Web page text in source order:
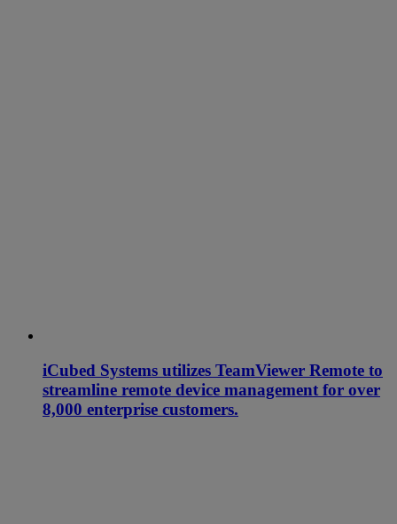
iCubed Systems utilizes TeamViewer Remote to
streamline remote device management for over
8,000 enterprise customers.